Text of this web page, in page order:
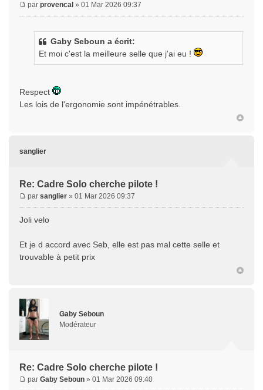
par provencal » 01 Mar 2026 09:37
Gaby Seboun a écrit:
Et moi c'est la meilleure selle que j'ai eu !
Respect
Les lois de l'ergonomie sont impénétrables.
sanglier
Re: Cadre Solo cherche pilote !
par sanglier » 01 Mar 2026 09:37
Joli velo
Et je d accord avec Seb, elle est pas mal cette selle et
trouvable à petit prix
Gaby Seboun
Modérateur
Re: Cadre Solo cherche pilote !
par Gaby Seboun » 01 Mar 2026 09:40